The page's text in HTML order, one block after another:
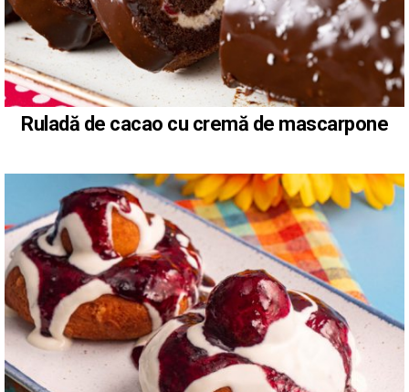
Ruladă de cacao cu cremă de mascarpone